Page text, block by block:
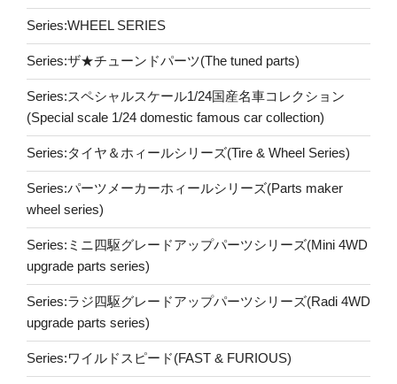
Series:WHEEL SERIES
Series:ザ★チューンドパーツ(The tuned parts)
Series:スペシャルスケール1/24国産名車コレクション
(Special scale 1/24 domestic famous car collection)
Series:タイヤ＆ホィールシリーズ(Tire & Wheel Series)
Series:パーツメーカーホィールシリーズ(Parts maker
wheel series)
Series:ミニ四駆グレードアップパーツシリーズ(Mini 4WD
upgrade parts series)
Series:ラジ四駆グレードアップパーツシリーズ(Radi 4WD
upgrade parts series)
Series:ワイルドスピード(FAST & FURIOUS)